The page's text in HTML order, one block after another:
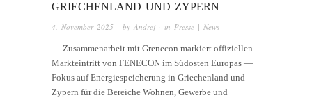
GRIECHENLAND UND ZYPERN
4. November 2025 · by Andrej · in Presse | News
— Zusammenarbeit mit Grenecon markiert offiziellen
Markteintritt von FENECON im Südosten Europas —
Fokus auf Energiespeicherung in Griechenland und
Zypern für die Bereiche Wohnen, Gewerbe und